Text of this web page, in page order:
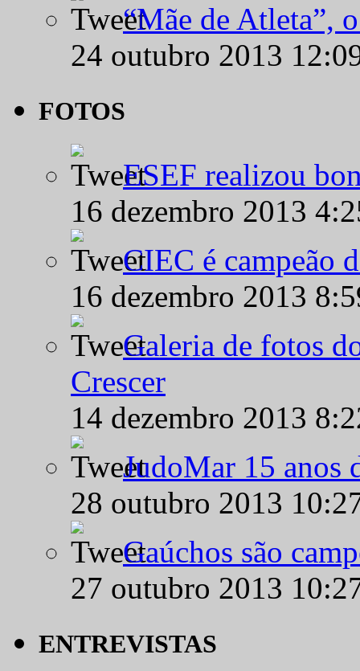
“Mãe de Atleta”,
24 outubro 2013
FOTOS
ESEF realizou
16 dezembro 2013
CIEC é campeão
16 dezembro 2013
Galeria de fotos
Crescer
14 dezembro 2013
JudoMar 15 anos
28 outubro 2013
Gaúchos são
27 outubro 2013
ENTREVISTAS